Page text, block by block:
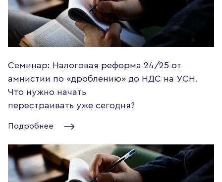
Семинар: Налоговая реформа 24/25 от
амнистии по «дроблению» до НДС на УСН.
Что нужно начать
перестраивать уже сегодня?
Подробнее